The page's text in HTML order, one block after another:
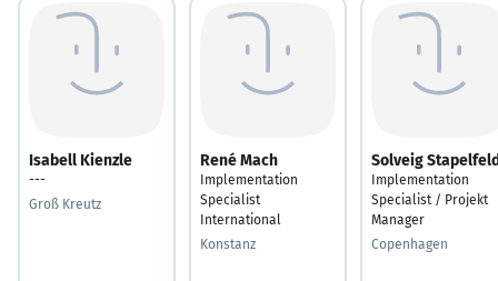
Isabell Kienzle
---
Groß Kreutz
René Mach
Implementation
Specialist
International
Konstanz
Solveig
Implementation
Specialist / Projekt
Manager
Copenhagen